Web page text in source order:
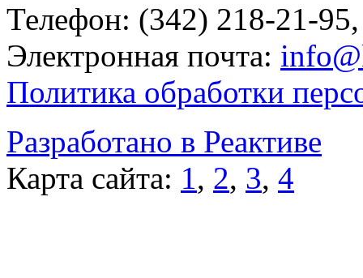
Телефон: (342) 218-21-
Электронная почта:
Политика обработки
Разработано в Реактиве
Карта сайта: 1, 2, 3, 4